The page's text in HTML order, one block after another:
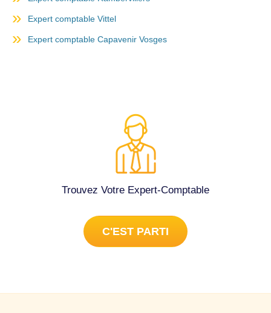
Expert comptable Vittel
Expert comptable Capavenir Vosges
Trouvez Votre Expert-Comptable
C'EST PARTI